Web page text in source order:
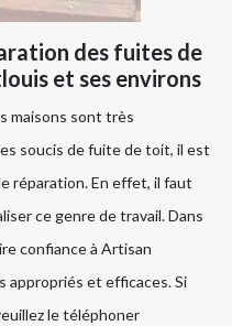
des fuites de
et ses environs
maisons sont très
soucis de fuite de toit, il est
réparation. En effet, il faut
ce genre de travail. Dans
confiance à Artisan
appropriés et efficaces. Si
le téléphoner